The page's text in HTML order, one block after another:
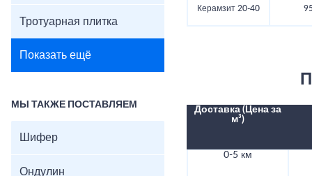
Тротуарная плитка
Показать ещё
МЫ ТАКЖЕ ПОСТАВЛЯЕМ
Шифер
Ондулин
Керамзит 20-40
Доставка (Цена за
м³)
0-5 км